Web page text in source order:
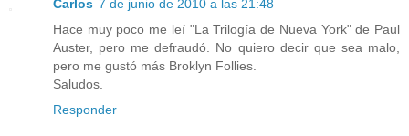
Carlos 7 de junio de 2010 a las 21:48
Hace muy poco me leí "La Trilogía de Nueva York" de Paul
Auster, pero me defraudó. No quiero decir que sea malo,
pero me gustó más Broklyn Follies.
Saludos.
Responder